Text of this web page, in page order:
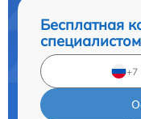
Бесплатная
специалистом